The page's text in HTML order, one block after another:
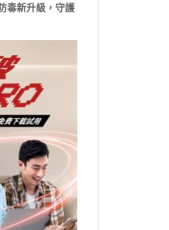
新升級，守護